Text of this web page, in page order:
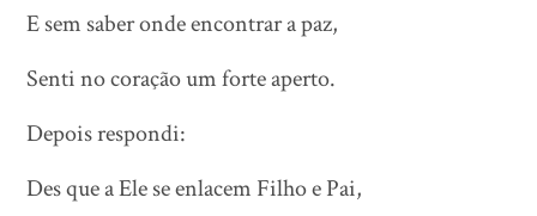
E sem saber onde encontrar a paz,
Senti no coração um forte aperto.
Depois respondi:
Des que a Ele se enlacem Filho e Pai,